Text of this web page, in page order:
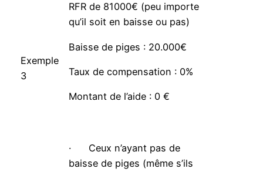
Exemple
3
RFR de 81000€ (peu importe
qu’il soit en baisse ou pas)
Baisse de piges : 20.000€
Taux de compensation : 0%
Montant de l’aide : 0 €
· Ceux n’ayant pas de
baisse de piges (même s’ils